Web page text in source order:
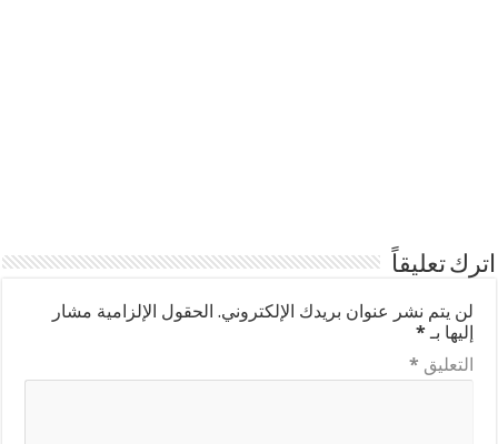
اترك تعليقاً
لن يتم نشر عنوان بريدك الإلكتروني. الحقول الإلزامية مشار
إليها بـ*
التعليق *